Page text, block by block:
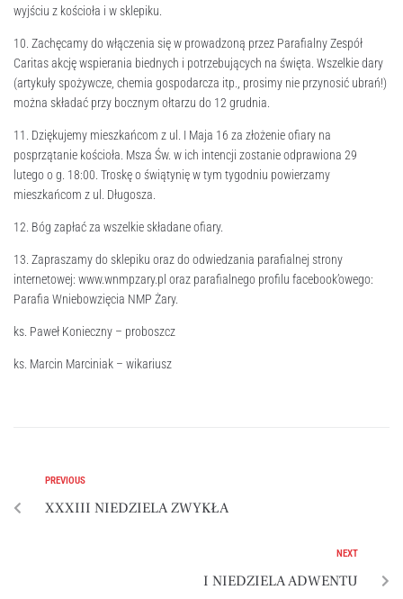
wyjściu z kościoła i w sklepiku.
10. Zachęcamy do włączenia się w prowadzoną przez Parafialny Zespół
Caritas akcję wspierania biednych i potrzebujących na święta. Wszelkie dary
(artykuły spożywcze, chemia gospodarcza itp., prosimy nie przynosić ubrań!)
można składać przy bocznym ołtarzu do 12 grudnia.
11. Dziękujemy mieszkańcom z ul. I Maja 16 za złożenie ofiary na
posprzątanie kościoła. Msza Św. w ich intencji zostanie odprawiona 29
lutego o g. 18:00. Troskę o świątynię w tym tygodniu powierzamy
mieszkańcom z ul. Długosza.
12. Bóg zapłać za wszelkie składane ofiary.
13. Zapraszamy do sklepiku oraz do odwiedzania parafialnej strony
internetowej: www.wnmpzary.pl oraz parafialnego profilu facebook’owego:
Parafia Wniebowzięcia NMP Żary.
ks. Paweł Konieczny – proboszcz
ks. Marcin Marciniak – wikariusz
PREVIOUS
XXXIII NIEDZIELA ZWYKŁA
NEXT
I NIEDZIELA ADWENTU